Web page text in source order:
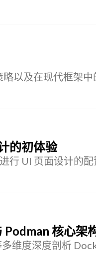
以及在现代框架中
的初体验
行 UI 页面设计的配
核心架
维度深度剖析